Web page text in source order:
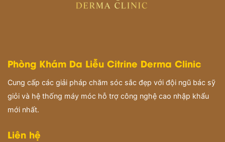
Phòng Khám Da Liễu Citrine Derma Clinic
Cung cấp các giải pháp chăm sóc sắc đẹp với đội ngũ bác sỹ
giỏi và hệ thống máy móc hỗ trợ công nghệ cao nhập khẩu
mới nhất.
Liên hệ